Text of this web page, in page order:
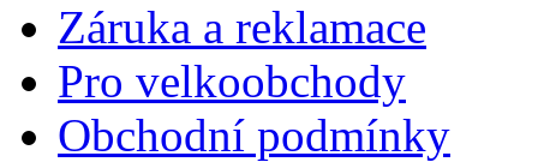
Záruka a reklamace
Pro velkoobchody
Obchodní podmínky